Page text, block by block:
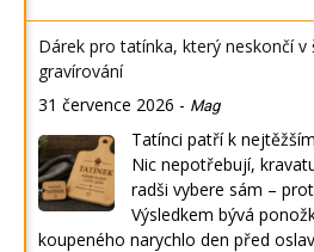
Dárek pro tatínka, který neskončí v
gravírování
31 července 2026 - Mag
Tatínci patří k
Nic nepotřebují,
radši vybere sám –
Výsledkem bývá
koupeného narychlo den před